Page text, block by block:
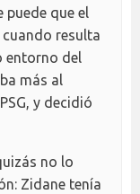
puede que el
resulta
entorno del
más al
y decidió
no lo
Zidane tenía